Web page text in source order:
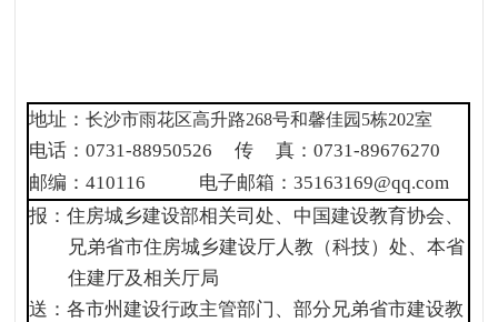
地址：长沙市雨花区高升路268号和馨佳园 5栋202室
电话：0731-88950526 传 真：0731-89676270
邮编：410116 电子邮箱：35163169@qq.com
报：住房城乡建设部相关司处、中国建设教育协会、
兄弟省市住房城乡建设厅人教（科技）处、本省
住建厅及相关厅局
送：各市州建设行政主管部门、部分兄弟省市建设教